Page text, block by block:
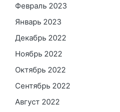
Февраль 2023
Январь 2023
Декабрь 2022
Ноябрь 2022
Октябрь 2022
Сентябрь 2022
Август 2022